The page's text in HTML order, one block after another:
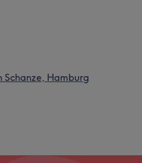
Schanze, Hamburg